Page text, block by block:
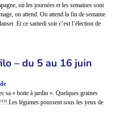
où les journées et les semaines sont
on attend. On attend la fin de semaine
Et ce samedi soir c’est l’élection de
– du 5 au 16 juin
sa « boite à jardin ». Quelques graines
Les légumes poussent sous les yeux de